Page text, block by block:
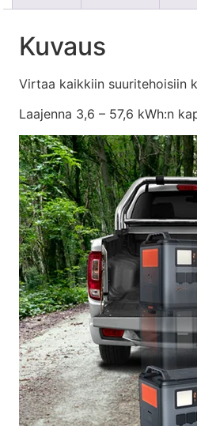
Kuvaus
Virtaa kaikkiin suuritehoisiin
Laajenna 3,6 – 57,6 kWh:n